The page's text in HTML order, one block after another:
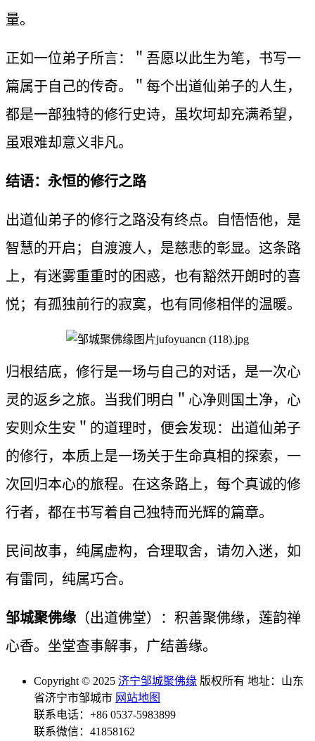
量。
正如一位弟子所言：＂吾愿以此生为笔，书写一
篇属于自己的传奇。＂每个出道仙弟子的人生，
都是一部独特的修行史诗，虽坎坷却充满希望，
虽艰难却意义非凡。
结语：永恒的修行之路
出道仙弟子的修行之路没有终点。自悟悟他，是
智慧的开启；自渡渡人，是慈悲的彰显。这条路
上，有迷雾重重时的困惑，也有豁然开朗时的喜
悦；有孤独前行的寂寞，也有同修相伴的温暖。
归根结底，修行是一场与自己的对话，是一次心
灵的返乡之旅。当我们明白＂心净则国土净，心
安则众生安＂的道理时，便会发现：出道仙弟子
的修行，本质上是一场关于生命真相的探索，一
次回归本心的旅程。在这条路上，每个真诚的修
行者，都在书写着自己独特而光辉的篇章。
民间故事，纯属虚构，合理取舍，请勿入迷，如
有雷同，纯属巧合。
邹城聚佛缘（出道佛堂）：积善聚佛缘，莲韵禅
心香。坐堂查事解事，广结善缘。
Copyright © 2025 济宁邹城聚佛缘 版权所有 地址：山东
省济宁市邹城市 网站地图
联系电话：+86 0537-5983899
联系微信：41858162